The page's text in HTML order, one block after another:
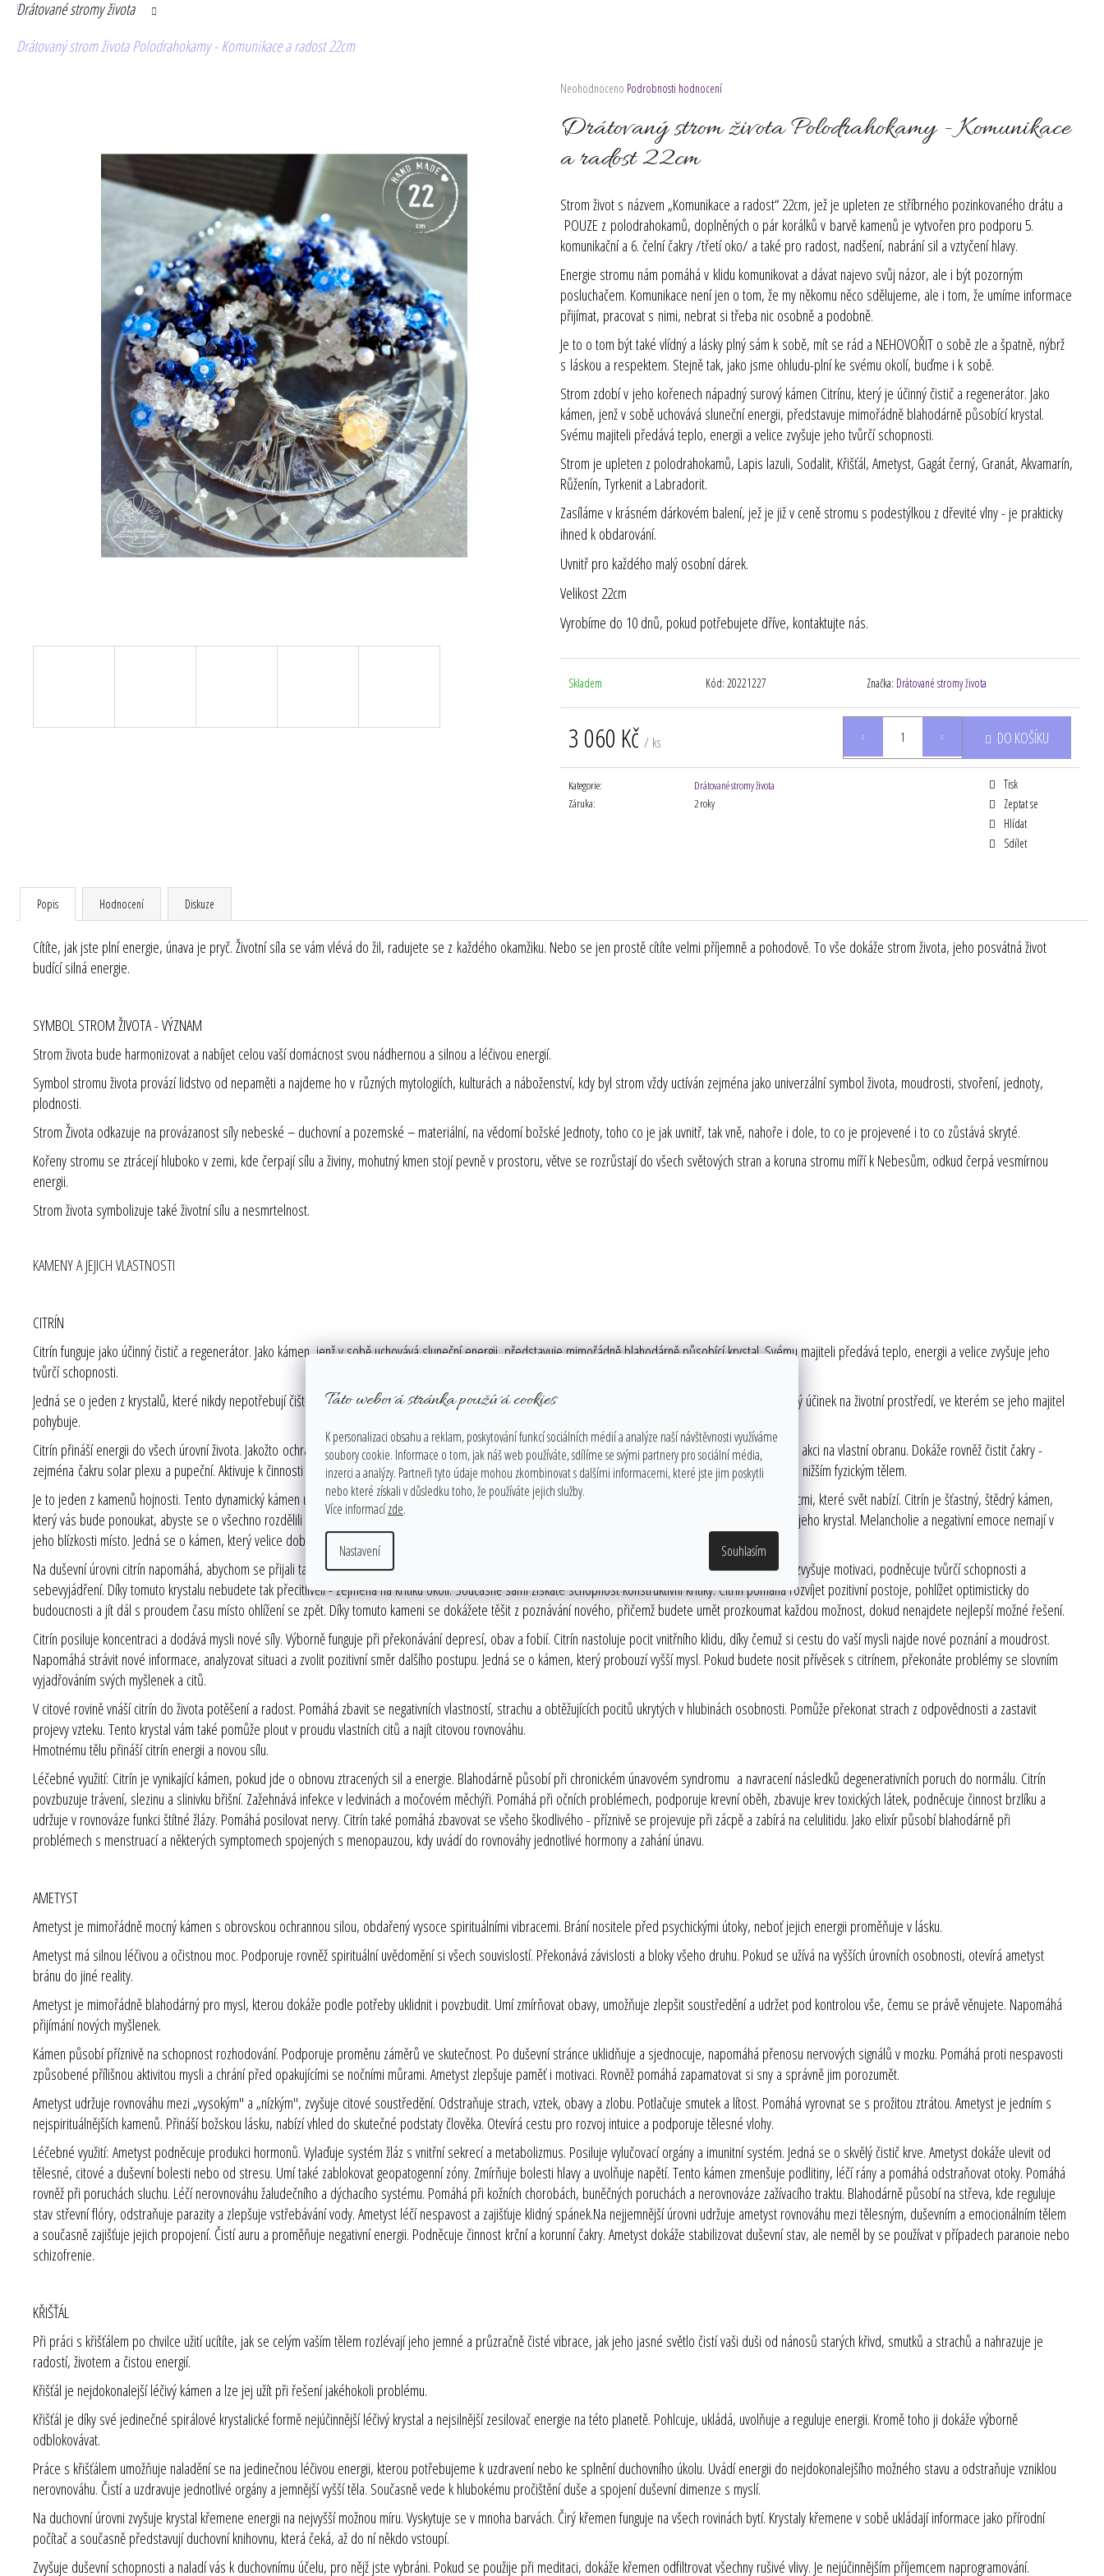
Tato webová stránka používá cookies
K personalizaci obsahu a reklam, poskytování funkcí sociálních médií a analýze naší návštěvnosti využíváme
soubory cookie. Informace o tom, jak náš web používáte, sdílíme se svými partnery pro sociální média,
inzerci a analýzy. Partneři tyto údaje mohou zkombinovat s dalšími informacemi, které jste jim poskytli
nebo které získali v důsledku toho, že používáte jejich služby.
Více informacízde.
Nastavení Souhlasím
Drátované stromy života
Drátovaný strom života Polodrahokamy - Komunikace a radost 22cm
Průměrné
produktu
je
z
hvězdiček.
Neohodnoceno Podrobnosti hodnocení
Drátovaný strom života Polodrahokamy - Komunikace
a radost 22cm
Strom život s názvem „Komunikace a radost“ 22cm, jež je upleten ze stříbrného pozinkovaného drátu a
POUZE z polodrahokamů, doplněných o pár korálků v barvě kamenů je vytvořen pro podporu 5.
komunikační a 6. čelní čakry /třetí oko/ a také pro radost, nadšení, nabrání sil a vztyčení hlavy.
Energie stromu nám pomáhá v klidu komunikovat a dávat najevo svůj názor, ale i být pozorným
posluchačem. Komunikace není jen o tom, že my někomu něco sdělujeme, ale i tom, že umíme informace
přijímat, pracovat s nimi, nebrat si třeba nic osobně a podobně.
Je to o tom být také vlídný a lásky plný sám k sobě, mít se rád a NEHOVOŘIT o sobě zle a špatně, nýbrž
s láskou a respektem. Stejně tak, jako jsme ohludu-plní ke svému okolí, buďme i k sobě.
Strom zdobí v jeho kořenech nápadný surový kámen Citrínu, který je účinný čistič a regenerátor. Jako
kámen, jenž v sobě uchovává sluneční energii, představuje mimořádně blahodárně působící krystal.
Svému majiteli předává teplo, energii a velice zvyšuje jeho tvůrčí schopnosti.
Strom je upleten z polodrahokamů, Lapis lazuli, Sodalit, Křišťál, Ametyst, Gagát černý, Granát, Akvamarín,
Růženín, Tyrkenit a Labradorit.
Zasíláme v krásném dárkovém balení, jež je již v ceně stromu s podestýlkou z dřevité vlny - je prakticky
ihned k obdarování.
Uvnitř pro každého malý osobní dárek.
Velikost 22cm
Vyrobíme do 10 dnů, pokud potřebujete dříve, kontaktujte nás.
Skladem Kód: 20221227 Značka: Drátované stromy života
3 060 Kč / ks
cena:
DO KOŠÍKU
Kategorie:
Drátované stromy života
Záruka: 2 roky
Tisk
Zeptat se
Hlídat
Sdílet
Popis Hodnocení Diskuze
Cítíte, jak jste plní energie, únava je pryč. Životní síla se vám vlévá do žil, radujete se z každého okamžiku. Nebo se jen prostě cítíte velmi příjemně a pohodově. To vše dokáže strom života, jeho posvátná život
budící silná energie.
SYMBOL STROM ŽIVOTA - VÝZNAM
Strom života bude harmonizovat a nabíjet celou vaší domácnost svou nádhernou a silnou a léčivou energií.
Symbol stromu života provází lidstvo od nepaměti a najdeme ho v různých mytologiích, kulturách a náboženství, kdy byl strom vždy uctíván zejména jako univerzální symbol života, moudrosti, stvoření, jednoty,
plodnosti.
Strom Života odkazuje na provázanost síly nebeské – duchovní a pozemské – materiální, na vědomí božské Jednoty, toho co je jak uvnitř, tak vně, nahoře i dole, to co je projevené i to co zůstává skryté.
Kořeny stromu se ztrácejí hluboko v zemi, kde čerpají sílu a živiny, mohutný kmen stojí pevně v prostoru, větve se rozrůstají do všech světových stran a koruna stromu míří k Nebesům, odkud čerpá vesmírnou
energii.
Strom života symbolizuje také životní sílu a nesmrtelnost.
KAMENY A JEJICH VLASTNOSTI
CITRÍN
Citrín funguje jako účinný čistič a regenerátor. Jako kámen, jenž v sobě uchovává sluneční energii, představuje mimořádně blahodárně působící krystal. Svému majiteli předává teplo, energii a velice zvyšuje jeho
tvůrčí schopnosti.
Jedná se o jeden z krystalů, které nikdy nepotřebují čištění. Pohlcuje, proměňuje, rozptyluje a uzemňuje negativní energii, díky čemuž má mimořádný ochranný účinek na životní prostředí, ve kterém se jeho majitel
pohybuje.
Citrín přináší energii do všech úrovní života. Jakožto ochránce aury funguje jako systém včasného varování, čímž poskytuje svému nositeli vždy dostatek času k akci na vlastní obranu. Dokáže rovněž čistit čakry -
zejména čakru solar plexu a pupeční. Aktivuje k činnosti korunní čakru a zesiluje intuici. Citrín také pročišťuje vyšší úrovně osobnosti a uvádí je do rovnováhy s nižším fyzickým tělem.
Je to jeden z kamenů hojnosti. Tento dynamický kámen učí, jak k sobě přilákat bohatství a prosperitu společně s úspěchem a všemi dobrými a příjemnými věcmi, které svět nabízí. Citrín je šťastný, štědrý kámen,
který vás bude ponoukat, abyste se o všechno rozdělili - ale současně vám dopomůže žít v hojnosti. Je obdařen mocí poskytnout štěstí každému, kdo vlastní jeho krystal. Melancholie a negativní emoce nemají v
jeho blízkosti místo. Jedná se o kámen, který velice dobře poslouží při urovnávání vztahů ve skupinách či v rodině, kde vládnou spory.
Na duševní úrovni citrín napomáhá, abychom se přijali takoví, jací jsme. Současně dodává sebedůvěru a potlačuje sebezničující sklony. Posiluje individualitu, zvyšuje motivaci, podněcuje tvůrčí schopnosti a
sebevyjádření. Díky tomuto krystalu nebudete tak přecitlivělí - zejména na kritiku okolí. Současně sami získáte schopnost konstruktivní kritiky. Citrín pomáhá rozvíjet pozitivní postoje, pohlížet optimisticky do
budoucnosti a jít dál s proudem času místo ohlížení se zpět. Díky tomuto kameni se dokážete těšit z poznávání nového, přičemž budete umět prozkoumat každou možnost, dokud nenajdete nejlepší možné řešení.
Citrín posiluje koncentraci a dodává mysli nové síly. Výborně funguje při překonávání depresí, obav a fobií. Citrín nastoluje pocit vnitřního klidu, díky čemuž si cestu do vaší mysli najde nové poznání a moudrost.
Napomáhá strávit nové informace, analyzovat situaci a zvolit pozitivní směr dalšího postupu. Jedná se o kámen, který probouzí vyšší mysl. Pokud budete nosit přívěsek s citrínem, překonáte problémy se slovním
vyjadřováním svých myšlenek a citů.
V citové rovině vnáší citrín do života potěšení a radost. Pomáhá zbavit se negativních vlastností, strachu a obtěžujících pocitů ukrytých v hlubinách osobnosti. Pomůže překonat strach z odpovědnosti a zastavit
projevy vzteku. Tento krystal vám také pomůže plout v proudu vlastních citů a najít citovou rovnováhu.
Hmotnému tělu přináší citrín energii a novou sílu.
Léčebné využití: Citrín je vynikající kámen, pokud jde o obnovu ztracených sil a energie. Blahodárně působí při chronickém únavovém syndromu a navracení následků degenerativních poruch do normálu. Citrín
povzbuzuje trávení, slezinu a slinivku břišní. Zažehnává infekce v ledvinách a močovém měchýři. Pomáhá při očních problémech, podporuje krevní oběh, zbavuje krev toxických látek, podněcuje činnost brzlíku a
udržuje v rovnováze funkci štítné žlázy. Pomáhá posilovat nervy. Citrín také pomáhá zbavovat se všeho škodlivého - příznivě se projevuje při zácpě a zabírá na celulitidu. Jako elixír působí blahodárně při
problémech s menstruací a některých symptomech spojených s menopauzou, kdy uvádí do rovnováhy jednotlivé hormony a zahání únavu.
AMETYST
Ametyst je mimořádně mocný kámen s obrovskou ochrannou silou, obdařený vysoce spirituálními vibracemi. Brání nositele před psychickými útoky, neboť jejich energii proměňuje v lásku.
Ametyst má silnou léčivou a očistnou moc. Podporuje rovněž spirituální uvědomění si všech souvislostí. Překonává závislosti a bloky všeho druhu. Pokud se užívá na vyšších úrovních osobnosti, otevírá ametyst
bránu do jiné reality.
Ametyst je mimořádně blahodárný pro mysl, kterou dokáže podle potřeby uklidnit i povzbudit. Umí zmírňovat obavy, umožňuje zlepšit soustředění a udržet pod kontrolou vše, čemu se právě věnujete. Napomáhá
přijímání nových myšlenek.
Kámen působí příznivě na schopnost rozhodování. Podporuje proměnu záměrů ve skutečnost. Po duševní stránce uklidňuje a sjednocuje, napomáhá přenosu nervových signálů v mozku. Pomáhá proti nespavosti
způsobené přílišnou aktivitou mysli a chrání před opakujícími se nočními můrami. Ametyst zlepšuje paměť i motivaci. Rovněž pomáhá zapamatovat si sny a správně jim porozumět.
Ametyst udržuje rovnováhu mezi „vysokým" a „nízkým", zvyšuje citové soustředění. Odstraňuje strach, vztek, obavy a zlobu. Potlačuje smutek a lítost. Pomáhá vyrovnat se s prožitou ztrátou. Ametyst je jedním s
nejspirituálnějších kamenů. Přináší božskou lásku, nabízí vhled do skutečné podstaty člověka. Otevírá cestu pro rozvoj intuice a podporuje tělesné vlohy.
Léčebné využití: Ametyst podněcuje produkci hormonů. Vylaďuje systém žláz s vnitřní sekrecí a metabolizmus. Posiluje vylučovací orgány a imunitní systém. Jedná se o skvělý čistič krve. Ametyst dokáže ulevit od
tělesné, citové a duševní bolesti nebo od stresu. Umí také zablokovat geopatogenní zóny. Zmírňuje bolesti hlavy a uvolňuje napětí. Tento kámen zmenšuje podlitiny, léčí rány a pomáhá odstraňovat otoky. Pomáhá
rovněž při poruchách sluchu. Léčí nerovnováhu žaludečního a dýchacího systému. Pomáhá při kožních chorobách, buněčných poruchách a nerovnováze zažívacího traktu. Blahodárně působí na střeva, kde reguluje
stav střevní flóry, odstraňuje parazity a zlepšuje vstřebávání vody. Ametyst léčí nespavost a zajišťuje klidný spánek.Na nejjemnější úrovni udržuje ametyst rovnováhu mezi tělesným, duševním a emocionálním tělem
a současně zajišťuje jejich propojení. Čistí auru a proměňuje negativní energii. Podněcuje činnost krční a korunní čakry. Ametyst dokáže stabilizovat duševní stav, ale neměl by se používat v případech paranoie nebo
schizofrenie.
KŘIŠŤÁL
Při práci s křišťálem po chvilce užití ucítíte, jak se celým vaším tělem rozlévají jeho jemné a průzračně čisté vibrace, jak jeho jasné světlo čistí vaši duši od nánosů starých křivd, smutků a strachů a nahrazuje je
radostí, životem a čistou energií.
Křišťál je nejdokonalejší léčivý kámen a lze jej užít při řešení jakéhokoli problému.
Křišťál je díky své jedinečné spirálové krystalické formě nejúčinnější léčivý krystal a nejsilnější zesilovač energie na této planetě. Pohlcuje, ukládá, uvolňuje a reguluje energii. Kromě toho ji dokáže výborně
odblokovávat.
Práce s křišťálem umožňuje naladění se na jedinečnou léčivou energii, kterou potřebujeme k uzdravení nebo ke splnění duchovního úkolu. Uvádí energii do nejdokonalejšího možného stavu a odstraňuje vzniklou
nerovnováhu. Čistí a uzdravuje jednotlivé orgány a jemnější vyšší těla. Současně vede k hlubokému pročištění duše a spojení duševní dimenze s myslí.
Na duchovní úrovni zvyšuje krystal křemene energii na nejvyšší možnou míru. Vyskytuje se v mnoha barvách. Čirý křemen funguje na všech rovinách bytí. Krystaly křemene v sobě ukládají informace jako přírodní
počítač a současně představují duchovní knihovnu, která čeká, až do ní někdo vstoupí.
Zvyšuje duševní schopnosti a naladí vás k duchovnímu účelu, pro nějž jste vybráni. Pokud se použije při meditaci, dokáže křemen odfiltrovat všechny rušivé vlivy. Je nejúčinnějším příjemcem naprogramování.